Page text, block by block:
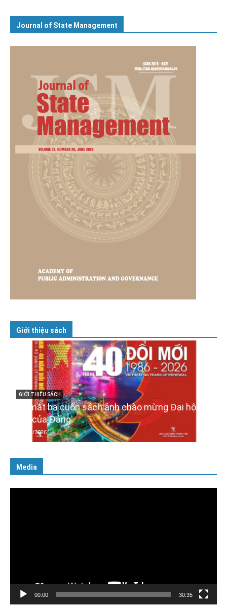
Journal of State Management
Giới thiệu sách
GIỚI THIỆU SÁCH
Quản trị nhân tài – Từ lý thuyết đến thực tiễn
08/12/2025
Media
00:00 30:35